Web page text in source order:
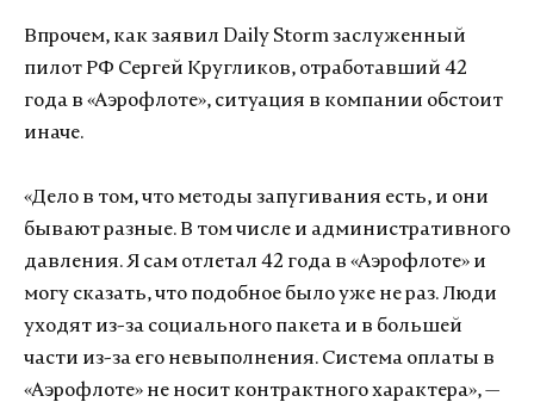
Впрочем, как заявил Daily Storm заслуженный
пилот РФ Сергей Кругликов, отработавший 42
года в «Аэрофлоте», ситуация в компании обстоит
иначе.
«Дело в том, что методы запугивания есть, и они
бывают разные. В том числе и административного
давления. Я сам отлетал 42 года в «Аэрофлоте» и
могу сказать, что подобное было уже не раз. Люди
уходят из-за социального пакета и в большей
части из-за его невыполнения. Система оплаты в
«Аэрофлоте» не носит контрактного характера», —